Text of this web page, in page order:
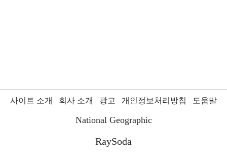
사이트 소개 회사 소개 광고 개인정보처리방침 도움말
National Geographic
RaySoda